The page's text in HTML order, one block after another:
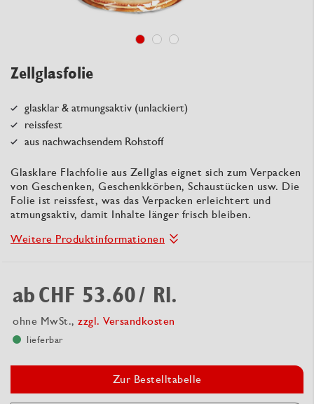
Zellglasfolie
glasklar & atmungsaktiv (unlackiert)
reissfest
aus nachwachsendem Rohstoff
Glasklare Flachfolie aus Zellglas eignet sich zum Verpacken
von Geschenken, Geschenkkörben, Schaustücken usw. Die
Folie ist reissfest, was das Verpacken erleichtert und
atmungsaktiv, damit Inhalte länger frisch bleiben.
Weitere Produktinformationen
abCHF 53.60/ Rl.
ohne MwSt., zzgl. Versandkosten
lieferbar
Zur Bestelltabelle